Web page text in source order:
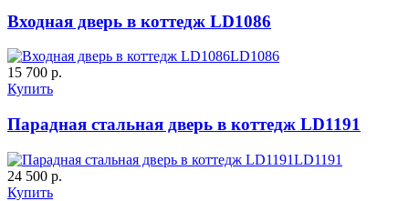
К-10 60 К-11 Н
C62
Входная дверь в коттедж LD1086
LD1086
15 700 р.
Купить
Парадная стальная дверь в коттедж LD1191
LD1191
24 500 р.
Купить